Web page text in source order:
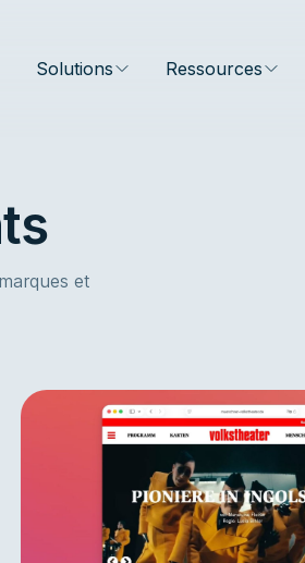
Solutions Ressources
et